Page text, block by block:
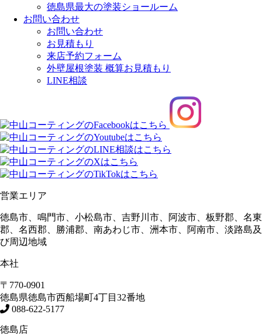
徳島県最大の塗装ショールーム
お問い合わせ
お問い合わせ
お見積もり
来店予約フォーム
外壁屋根塗装 概算お見積もり
LINE相談
営業エリア
徳島市、鳴門市、小松島市、吉野川市、阿波市、板野郡、名東
郡、名西郡、勝浦郡、南あわじ市、洲本市、阿南市、淡路島及
び周辺地域
本社
〒770-0901
徳島県徳島市西船場町4丁目32番地
088-622-5177
徳島店